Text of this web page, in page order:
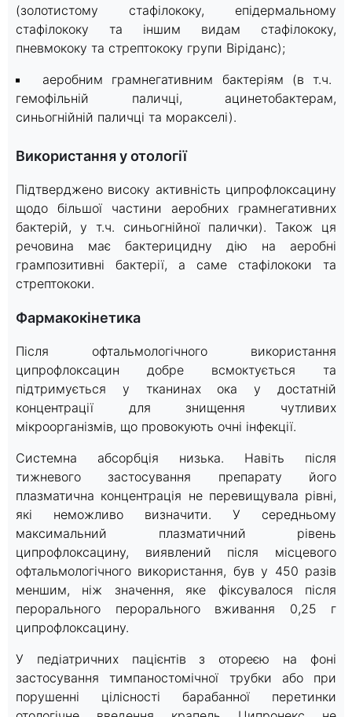
(золотистому стафілококу, епідермальному
стафілококу та іншим видам стафілококу,
пневмококу та стрептококу групи Віріданс);
аеробним грамнегативним бактеріям (в т.ч.
гемофільній паличці, ацинетобактерам,
синьогнійній паличці та моракселі).
Використання у отології
Підтверджено високу активність ципрофлоксацину
щодо більшої частини аеробних грамнегативних
бактерій, у т.ч. синьогнійної палички). Також ця
речовина має бактерицидну дію на аеробні
грампозитивні бактерії, а саме стафілококи та
стрептококи.
Фармакокінетика
Після офтальмологічного використання
ципрофлоксацин добре всмоктується та
підтримується у тканинах ока у достатній
концентрації для знищення чутливих
мікроорганізмів, що провокують очні інфекції.
Системна абсорбція низька. Навіть після
тижневого застосування препарату його
плазматична концентрація не перевищувала рівні,
які неможливо визначити. У середньому
максимальний плазматичний рівень
ципрофлоксацину, виявлений після місцевого
офтальмологічного використання, був у 450 разів
меншим, ніж значення, яке фіксувалося після
перорального перорального вживання 0,25 г
ципрофлоксацину.
У педіатричних пацієнтів з отореєю на фоні
застосування тимпаностомічної трубки або при
порушенні цілісності барабанної перетинки